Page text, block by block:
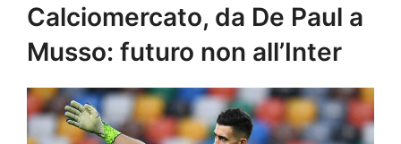
Calciomercato, da De Paul a
Musso: futuro non all’Inter